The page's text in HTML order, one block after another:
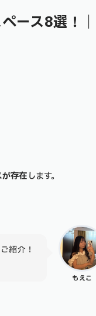
ース8選！｜
存在します。
もえこ
紹介！